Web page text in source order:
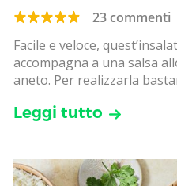
23 commenti
Facile e veloce,
accompagna a una salsa
aneto. Per realizzarla
Leggi tutto